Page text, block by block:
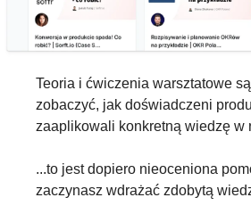
Teoria i ćwiczenia warsztatowe
zobaczyć, jak doświadczeni
zaaplikowali konkretną wiedzę w
...to jest dopiero nieoceniona
zaczynasz wdrażać zdobytą